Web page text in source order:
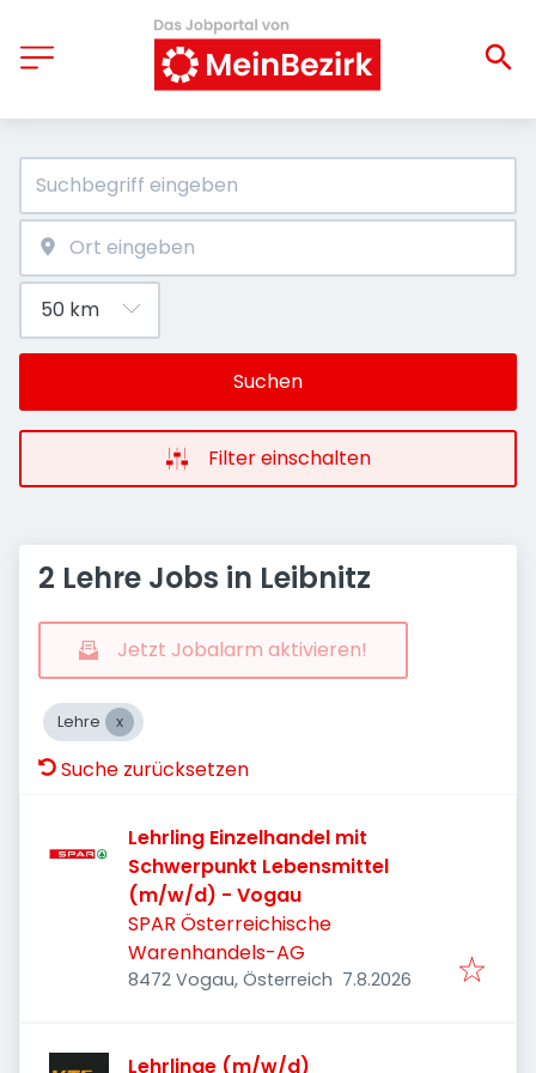
Suchen
Filter einschalten
2 Lehre Jobs in Leibnitz
Jetzt Jobalarm aktivieren!
Lehre
Suche zurücksetzen
Lehrling Einzelhandel mit
Schwerpunkt Lebensmittel
(m/w/d) - Vogau
SPAR Österreichische
Warenhandels-AG
8472 Vogau, Österreich Veröffentlicht :
7.8.2026
Lehrlinge (m/w/d)